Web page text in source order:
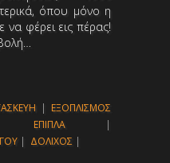
όπου μόνο η
να φέρει εις πέρας!
| ΕΞΟΠΛΙΣΜΟΣ
ΕΠΙΠΛΑ |
| ΔΟΛΙΧΟΣ |